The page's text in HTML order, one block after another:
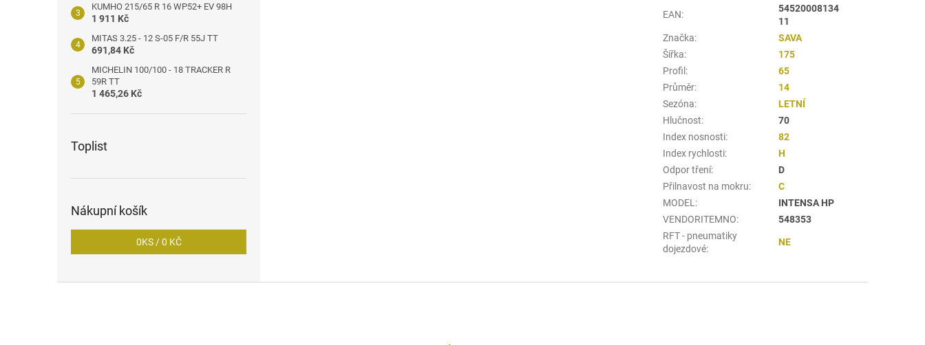
KUMHO 215/65 R 16 WP52+ EV 98H
1 911 Kč
MITAS 3.25 - 12 S-05 F/R 55J TT
691,84 Kč
MICHELIN 100/100 - 18 TRACKER R
59R TT
1 465,26 Kč
Toplist
Nákupní košík
0KS /0 KČ
EAN:
54520008134
11
Značka:
SAVA
Šířka:
175
Profil :
65
Průměr:
14
Sezóna:
LETNÍ
Hlučnost:
70
Index nosnosti:
82
Index rychlosti:
H
Odpor tření:
D
Přilnavost na mokru:
C
MODEL :
INTENSA HP
VENDORITEMNO:
548353
RFT - pneumatiky
dojezdové:
NE